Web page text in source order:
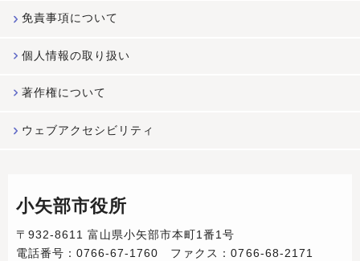
免責事項について
個人情報の取り扱い
著作権について
ウェブアクセシビリティ
小矢部市役所
〒932-8611 富山県小矢部市本町1番1号
電話番号：0766-67-1760 ファクス：0766-68-2171